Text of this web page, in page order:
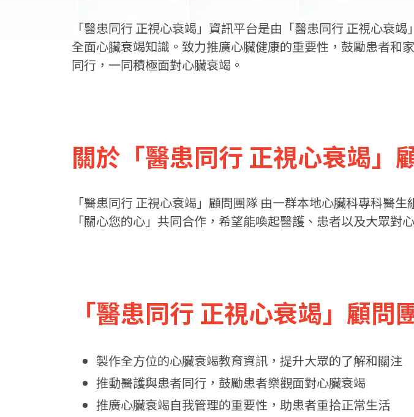
「醫患同行 正視心衰竭」資訊平台是由「醫患同行 正視心衰
全面心臟衰竭知識。致力推廣心臟健康的重要性，鼓勵患者和
同行，一同積極面對心臟衰竭。
關於「醫患同行 正視心衰竭」
「醫患同行 正視心衰竭」顧問團隊 由一群本地心臟科專科醫
「關心您的心」共同合作，希望能喚起醫護、患者以及大眾對
「醫患同行 正視心衰竭」顧問
製作全方位的心臟衰竭教育資訊，提升大眾的了解和關注
推動醫護與患者同行，鼓勵患者樂觀面對心臟衰竭
推廣心臟衰竭自我管理的重要性，助患者重拾正常生活